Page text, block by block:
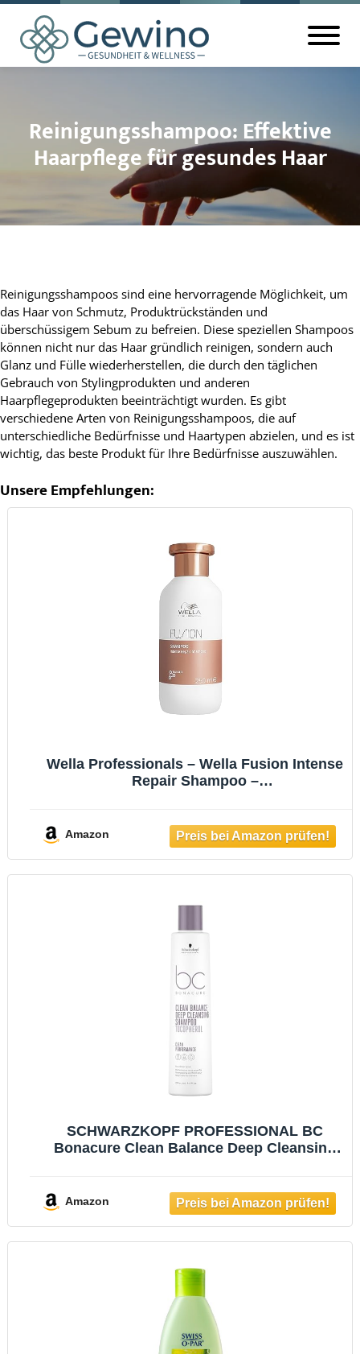
Reinigungsshampoo: Effektive
Haarpflege für gesundes Haar
Reinigungsshampoos sind eine hervorragende Möglichkeit, um
das Haar von Schmutz, Produktrückständen und
überschüssigem Sebum zu befreien. Diese speziellen Shampoos
können nicht nur das Haar gründlich reinigen, sondern auch
Glanz und Fülle wiederherstellen, die durch den täglichen
Gebrauch von Stylingprodukten und anderen
Haarpflegeprodukten beeinträchtigt wurden. Es gibt
verschiedene Arten von Reinigungsshampoos, die auf
unterschiedliche Bedürfnisse und Haartypen abzielen, und es ist
wichtig, das beste Produkt für Ihre Bedürfnisse auszuwählen.
Unsere Empfehlungen:
Wella Professionals – Wella Fusion Intense
Repair Shampoo –
Kämmbarkeit – 250 ml
Amazon
SCHWARZKOPF PROFESSIONAL BC
Bonacure Clean Balance Deep Cleansing
Amazon